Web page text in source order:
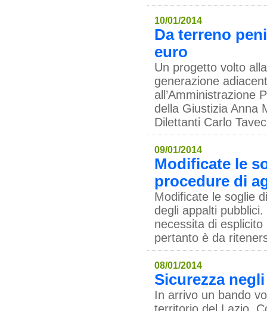
10/01/2014
Da terreno
euro
Un progetto volto
generazione
all’Amministrazione
della Giustizia Anna
Dilettanti Carlo
09/01/2014
Modificate le
procedure di
Modificate le soglie
degli appalti
necessita di
pertanto è da
08/01/2014
Sicurezza
In arrivo un bando